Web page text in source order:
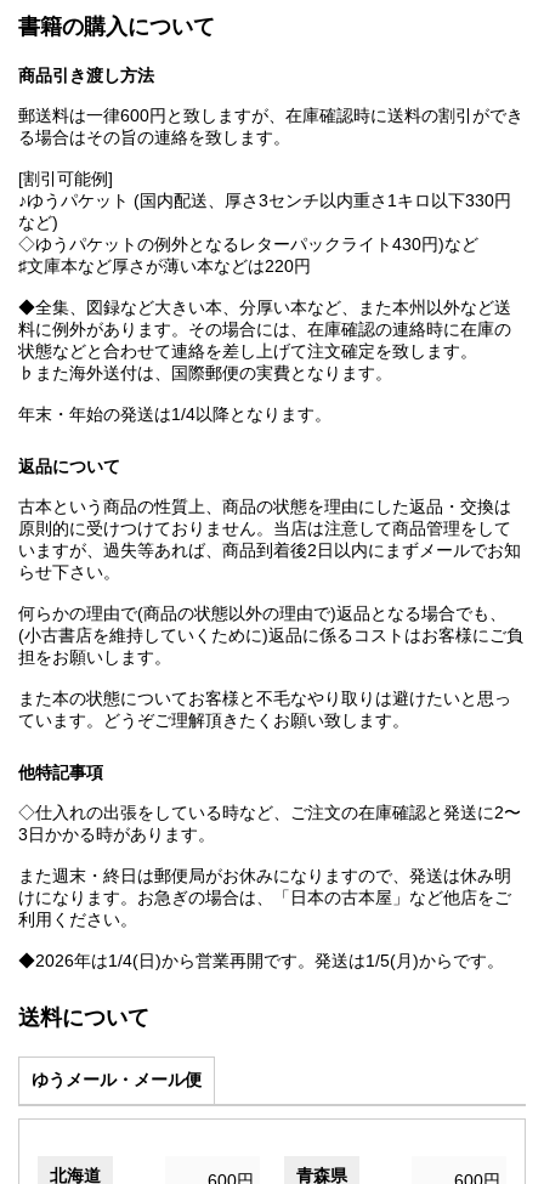
書籍の購入について
商品引き渡し方法
郵送料は一律600円と致しますが、在庫確認時に送料の割引ができ
る場合はその旨の連絡を致します。
[割引可能例]
♪ゆうパケット (国内配送、厚さ3センチ以内重さ1キロ以下330円
など)
◇ゆうパケットの例外となるレターパックライト430円)など
♯文庫本など厚さが薄い本などは220円
◆全集、図録など大きい本、分厚い本など、また本州以外など送
料に例外があります。その場合には、在庫確認の連絡時に在庫の
状態などと合わせて連絡を差し上げて注文確定を致します。
♭また海外送付は、国際郵便の実費となります。
年末・年始の発送は1/4以降となります。
返品について
古本という商品の性質上、商品の状態を理由にした返品・交換は
原則的に受けつけておりません。当店は注意して商品管理をして
いますが、過失等あれば、商品到着後2日以内にまずメールでお知
らせ下さい。
何らかの理由で(商品の状態以外の理由で)返品となる場合でも、
(小古書店を維持していくために)返品に係るコストはお客様にご負
担をお願いします。
また本の状態についてお客様と不毛なやり取りは避けたいと思っ
ています。どうぞご理解頂きたくお願い致します。
他特記事項
◇仕入れの出張をしている時など、ご注文の在庫確認と発送に2〜
3日かかる時があります。
また週末・終日は郵便局がお休みになりますので、発送は休み明
けになります。お急ぎの場合は、「日本の古本屋」など他店をご
利用ください。
◆2026年は1/4(日)から営業再開です。発送は1/5(月)からです。
送料について
ゆうメール・メール便
北海道 青森県